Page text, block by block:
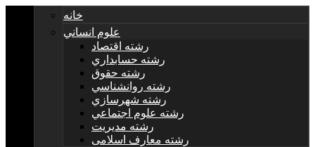
خانه
علوم انساني
رشته اقتصاد
رشته حسابداري
رشته حقوق
رشته روانشناسي
رشته شهرسازي
رشته علوم اجتماعي
رشته مديريت
رشته معارف اسلامی